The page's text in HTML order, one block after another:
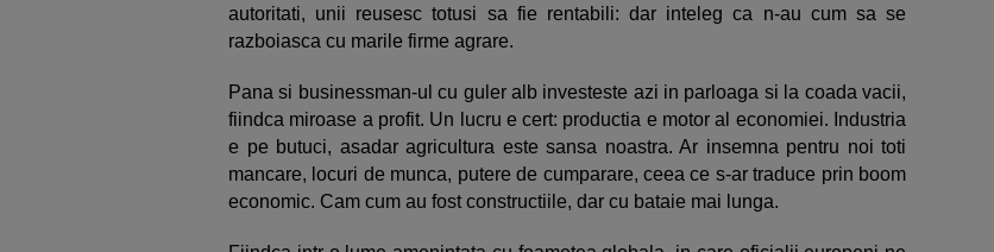
autoritati, unii reusesc totusi sa fie rentabili: dar inteleg ca n-au cum sa se
razboiasca cu marile firme agrare.
Pana si businessman-ul cu guler alb investeste azi in parloaga si la coada vacii,
fiindca miroase a profit. Un lucru e cert: productia e motor al economiei. Industria
e pe butuci, asadar agricultura este sansa noastra. Ar insemna pentru noi toti
mancare, locuri de munca, putere de cumparare, ceea ce s-ar traduce prin boom
economic. Cam cum au fost constructiile, dar cu bataie mai lunga.